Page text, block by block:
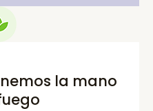
la mano